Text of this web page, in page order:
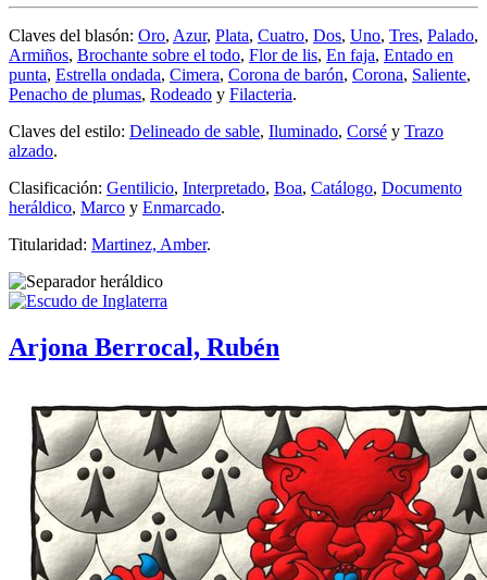
Claves del blasón: Oro, Azur, Plata, Cuatro, Dos, Uno, Tres, Palado,
Armiños, Brochante sobre el todo, Flor de lis, En faja, Entado en
punta, Estrella ondada, Cimera, Corona de barón, Corona, Saliente,
Penacho de plumas, Rodeado y Filacteria.
Claves del estilo: Delineado de sable, Iluminado, Corsé y Trazo
alzado.
Clasificación: Gentilicio, Interpretado, Boa, Catálogo, Documento
heráldico, Marco y Enmarcado.
Titularidad: Martinez, Amber.
Arjona Berrocal, Rubén